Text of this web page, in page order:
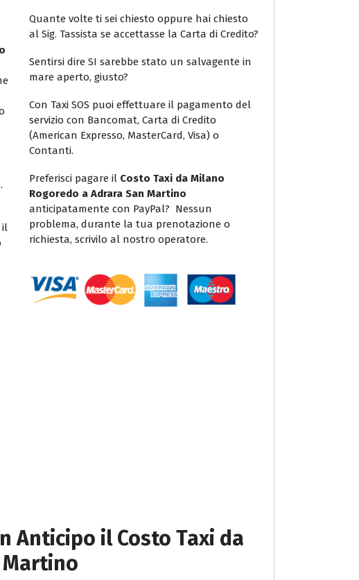
il
Quante volte ti sei chiesto oppure hai chiesto
al Sig. Tassista se accettasse la Carta di Credito?
Sentirsi dire SI sarebbe stato un salvagente in
mare aperto, giusto?
Con Taxi SOS puoi effettuare il pagamento del
servizio con Bancomat, Carta di Credito
(American Expresso, MasterCard, Visa) o
Contanti.
Preferisci pagare il Costo Taxi da Milano
Rogoredo a Adrara San Martino
anticipatamente con PayPal? Nessun
problema, durante la tua prenotazione o
richiesta, scrivilo al nostro operatore.
Anticipo il Costo Taxi da
Martino